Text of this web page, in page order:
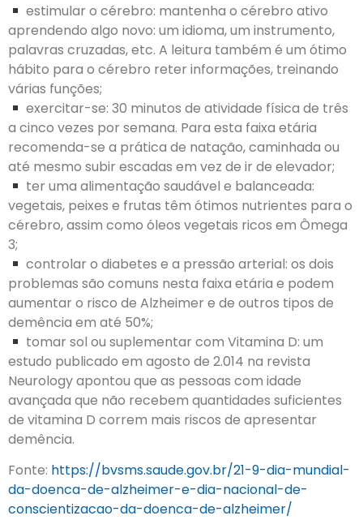
estimular o cérebro: mantenha o cérebro ativo
aprendendo algo novo: um idioma, um instrumento,
palavras cruzadas, etc. A leitura também é um ótimo
hábito para o cérebro reter informações, treinando
várias funções;
exercitar-se: 30 minutos de atividade física de três
a cinco vezes por semana. Para esta faixa etária
recomenda-se a prática de natação, caminhada ou
até mesmo subir escadas em vez de ir de elevador;
ter uma alimentação saudável e balanceada:
vegetais, peixes e frutas têm ótimos nutrientes para o
cérebro, assim como óleos vegetais ricos em Ômega
3;
controlar o diabetes e a pressão arterial: os dois
problemas são comuns nesta faixa etária e podem
aumentar o risco de Alzheimer e de outros tipos de
demência em até 50%;
tomar sol ou suplementar com Vitamina D: um
estudo publicado em agosto de 2.014 na revista
Neurology apontou que as pessoas com idade
avançada que não recebem quantidades suficientes
de vitamina D correm mais riscos de apresentar
demência.
Fonte: https://bvsms.saude.gov.br/21-9-dia-mundial-
da-doenca-de-alzheimer-e-dia-nacional-de-
conscientizacao-da-doenca-de-alzheimer/